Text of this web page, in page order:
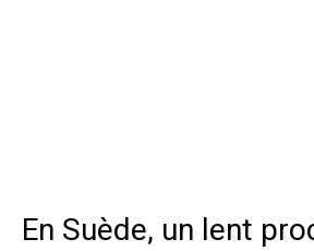
En Suède, un lent